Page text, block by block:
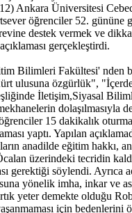
Ankara Üniversitesi
öğrenciler 52. gününe
destek vermek ve
gerçekleştirdi.
Bilimleri Fakültesi' nden
ulusuna özgürlük", "İçerde
İletişim,Siyasal
dolaşılmasıyla
15 dakikalık
yaptı. Yapılan
anadilde eğitim hakkı,
üzerindeki tecridin
gerektiği söylendi. Ayrıca
yönelik imha, inkar ve
yeter demekte olduğu
için bedenlerini